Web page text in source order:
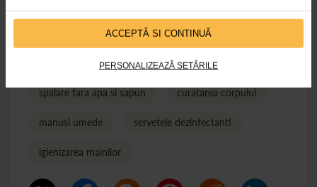
ACCEPTĂ SI CONTINUĂ
PERSONALIZEAZĂ SETĂRILE
, Redactie Tonica Group
manusi pre-imbibate
spalare fara apa si sapun curatarea corpului
manusi umede servetele dezinfectanti
igienizarea mainilor